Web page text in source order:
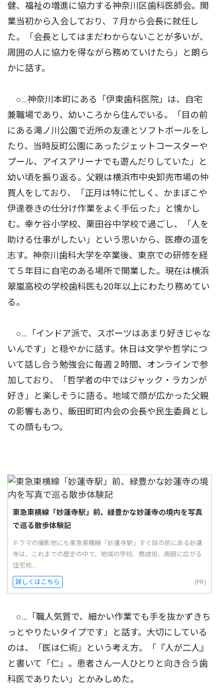
健、福祉の増進に協力する神奈川区歯科医師会。開
業当初から入会しており、７月から会長に就任し
た。「会長としてはまだわからないことが多いが、
周囲の人に協力を得ながら務めていけたら」と朗ら
かに話す。
○…神奈川本町にある「伊東歯科医院」は、自宅
兼職場であり、幼いころから住んでいる。「目の前
にある滝ノ川公園で近所の友達とソフトボールをし
たり、当時反町公園にあったジェットコースターや
プール、アイスアリーナでも遊んだりしていた」と
幼い頃を振り返る。父親は横浜市中央卸売市場の仲
買人をしており、「正月は特に忙しく、かまぼこや
伊達巻きの仕分け作業をよく手伝った」と懐かし
む。幸ケ谷小学校、栗田谷中学校で過ごし、「人を
助ける仕事がしたい」という思いから、医療の道を
志す。神奈川歯科大学を卒業後、東京での研修を経
て５年目に自宅のある場所で開業した。現在は横浜
翠嵐高校の学校歯科医も20年以上にわたり務めてい
る。
○…「インドア派で、スポーツはあまり好きじゃな
いんです」と穏やかに話す。休日は文学や哲学につ
いて話し合う勉強会に毎週２時間、オンラインで参
加しており、「哲学者の中ではジャック・ラカンが
好き」と楽しそうに語る。地域で顔が広かった父親
の影響もあり、飯田町町内会の会長や民生委員とし
ての顔ももつ。
東急東横線「妙蓮寺駅」前、緑豊かな妙蓮寺の境内を写真
で巡る散歩体験記
ドラマの撮影地にも東急東横線「妙蓮寺駅」すぐ目の前にある妙蓮
寺は、これまでの歴史の中で、地域の学校、商店街、周囲に広がる
住宅地...
詳しくはこちら (PR)
○…「職人気質で、細かい作業でも手を抜かずきち
っとやりたいタイプです」と話す。大切にしている
のは、「医は仁術」という考え方。「『人が二人』
と書いて「仁」。患者さん一人ひとりと向き合う歯
科医でありたい」とかみしめた。